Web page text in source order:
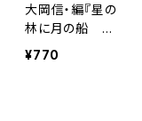
大岡信・編『星の
林に月の船 声
で楽しむ和歌・
¥770